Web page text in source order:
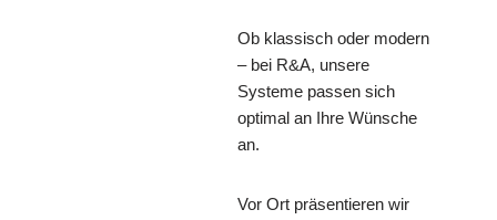
Ob klassisch oder modern
– bei R&A, unsere
Systeme passen sich
optimal an Ihre Wünsche
an.
Vor Ort präsentieren wir